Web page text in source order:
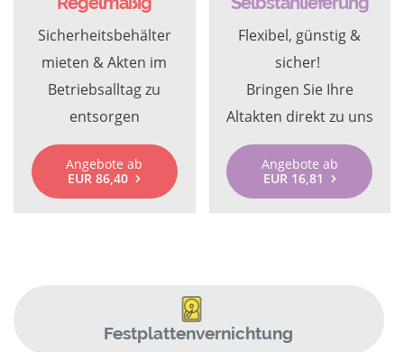
Sicherheitsbehälter
mieten & Akten im
Betriebsalltag zu
entsorgen
Angebote ab
EUR 86,40
Flexibel, günstig &
sicher!
Bringen Sie Ihre
Altakten direkt zu uns
Angebote ab
EUR 16,81
Festplattenvernichtung